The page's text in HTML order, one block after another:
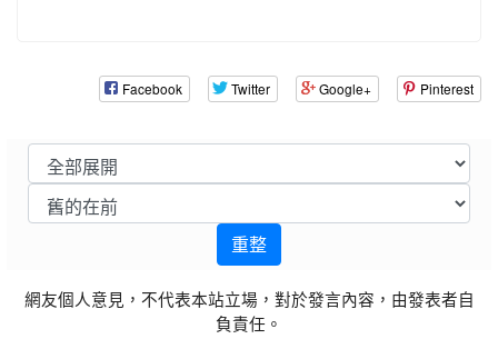
Facebook Twitter Google+ Pinterest
重整
網友個人意見，不代表本站立場，對於發言內容，由發表者自
負責任。